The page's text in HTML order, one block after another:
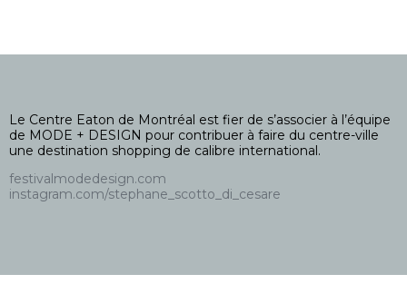
Le Centre Eaton de Montréal est fier de s’associer à l’équipe
de MODE + DESIGN pour contribuer à faire du centre-ville
une destination shopping de calibre international.
festivalmodedesign.com
instagram.com/stephane_scotto_di_cesare